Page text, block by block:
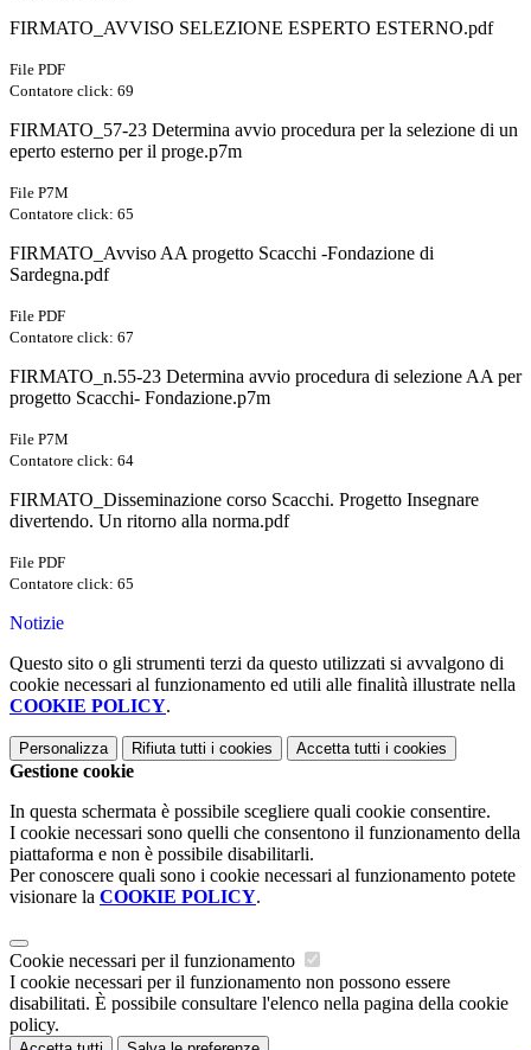
FIRMATO_AVVISO SELEZIONE ESPERTO ESTERNO.pdf
File PDF
Contatore click: 69
FIRMATO_57-23 Determina avvio procedura per la selezione di un
eperto esterno per il proge.p7m
File P7M
Contatore click: 65
FIRMATO_Avviso AA progetto Scacchi -Fondazione di
Sardegna.pdf
File PDF
Contatore click: 67
FIRMATO_n.55-23 Determina avvio procedura di selezione AA per
progetto Scacchi- Fondazione.p7m
File P7M
Contatore click: 64
FIRMATO_Disseminazione corso Scacchi. Progetto Insegnare
divertendo. Un ritorno alla norma.pdf
File PDF
Contatore click: 65
Notizie
Questo sito o gli strumenti terzi da questo utilizzati si avvalgono di
cookie necessari al funzionamento ed utili alle finalità illustrate nella
COOKIE POLICY.
Personalizza Rifiuta tutti i cookies Accetta tutti i cookies
Gestione cookie
In questa schermata è possibile scegliere quali cookie consentire.
I cookie necessari sono quelli che consentono il funzionamento della
piattaforma e non è possibile disabilitarli.
Per conoscere quali sono i cookie necessari al funzionamento potete
visionare la COOKIE POLICY.
Cookie necessari per il funzionamento
I cookie necessari per il funzionamento non possono essere
disabilitati. È possibile consultare l'elenco nella pagina della cookie
policy.